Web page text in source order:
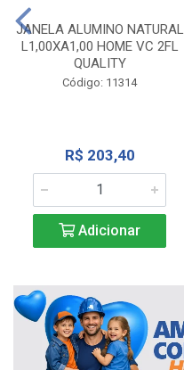
JANELA ALUMINO NATURAL
L1,00XA1,00 HOME VC 2FL
QUALITY
Código: 11314
R$ 203,40
Adicionar